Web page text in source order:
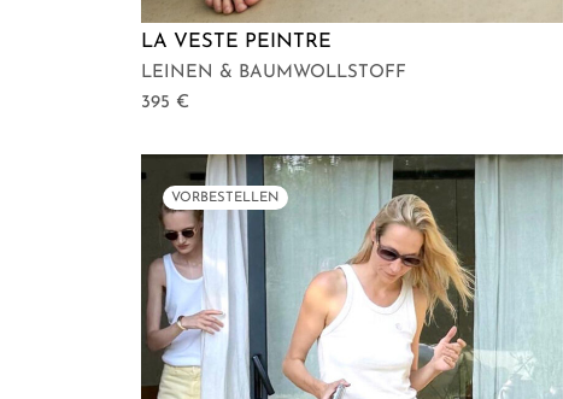
LA VESTE PEINTRE
LEINEN & BAUMWOLLSTOFF
395 €
VORBESTELLEN